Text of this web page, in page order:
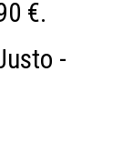
€.
-